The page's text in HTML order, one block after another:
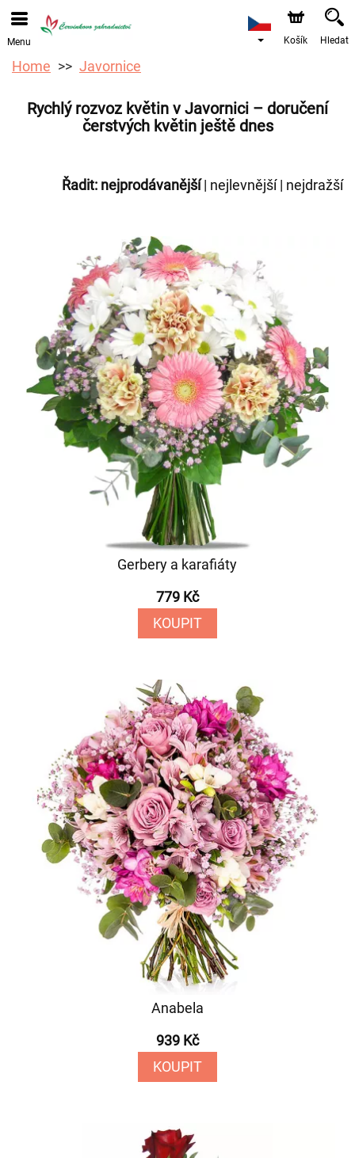
Objednávky přes e-shop přijímáme. Nejbližší možné
doručení je od 12.8.2026 z důvodu dovolené.
Menu Košík Hledat
Home Javornice
Rychlý rozvoz květin v Javornici – doručení
čerstvých květin ještě dnes
Řadit: nejprodávanější| nejlevnější| nejdražší
Gerbery a karafiáty
779 Kč
KOUPIT
Anabela
939 Kč
KOUPIT